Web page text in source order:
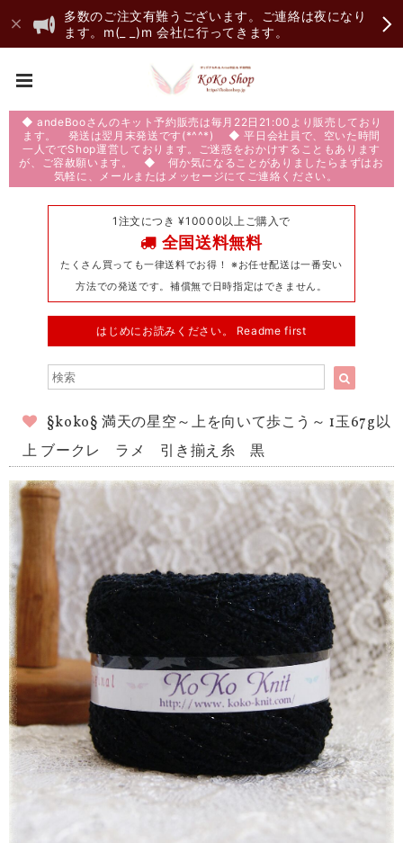
多数のご注文有難うございます。ご連絡は夜になり
ます。m(_ _)m 会社に行ってきます。
◆ andeBooさんのキット予約販売は毎月22日21:00より販売しており
ます。 発送は翌月末発送です(*^^*) ◆ 平日会社員で、空いた時間
一人ででShop運営しております。ご迷惑をおかけすることもあります
が、ご容赦願います。 ◆ 何か気になることがありましたらまずはお
気軽に、メールまたはメッセージにてご連絡ください。
1注文につき ¥10000以上ご購入で
全国送料無料
たくさん買っても一律送料でお得！ ※お任せ配送は一番安い
方法での発送です。補償無で日時指定はできません。
はじめにお読みください。 Readme first
§koko§ 満天の星空～上を向いて歩こう～ 1玉67g以
上 ブークレ ラメ 引き揃え糸 黒